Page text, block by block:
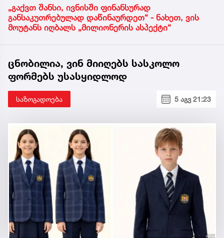
„გაქვთ შანსი, ივნისში ფინანსურად
განსაკუთრებულად დაწინაურდეთ“ - ნახეთ, ვის
მოუტანს იღბალს „მილიონერის ასპექტი“
ცნობილია, ვინ მიიღებს სასკოლო
ფორმებს უსასყიდლოდ
საზოგადოება 5 აგვ 21:23